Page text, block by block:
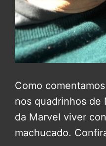
Como
nos quadrinhos de
da Marvel viver
machucado.